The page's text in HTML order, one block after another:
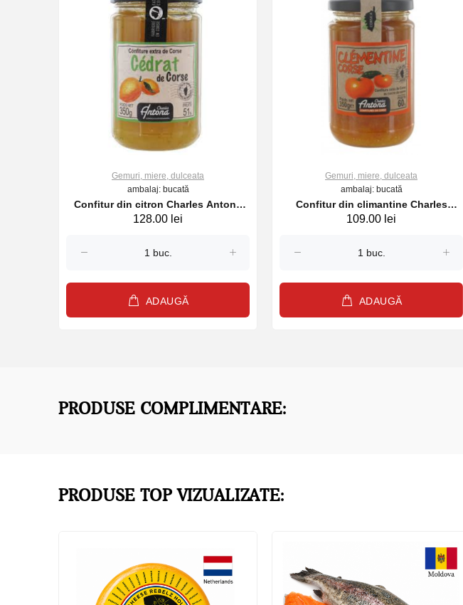
Gemuri, miere, dulceata
ambalaj: bucată
Confitur din citron Charles Antona
350 g
128.00 lei
ADAUGĂ
Gemuri, miere, dulceata
ambalaj: bucată
Confitur din climantine Charles
Antona 250 g
109.00 lei
ADAUGĂ
PRODUSE COMPLIMENTARE:
PRODUSE TOP VIZUALIZATE: